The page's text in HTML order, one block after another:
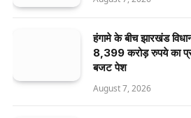
हंगामे के बीच झारखंड
8,399 करोड़ रुपये का
बजट पेश
August 7, 2026